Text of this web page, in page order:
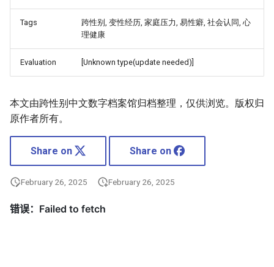
Tags
跨性别, 变性经历, 家庭压力, 易性癖, 社会认同, 心
理健康
Evaluation [Unknown type(update needed)]
本文由跨性别中文数字档案馆归档整理，仅供浏览。版权归
原作者所有。
Share on Share on
February 26, 2025 February 26, 2025